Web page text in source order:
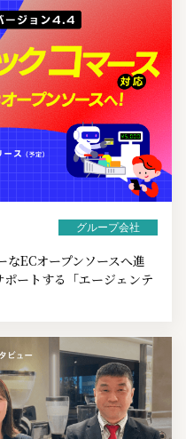
グループ会社
ECオープンソースへ進
ートする「エージェンテ